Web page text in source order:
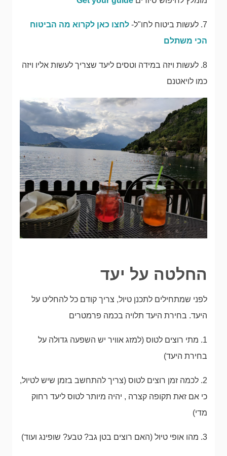
7. לעשות ביטוח לחו"ל-
לחצו כאן לקרוא מה הביטוח
הכי משתלם
8. לעשות ויזה במידה וטסים ליעד שצריך לעשות אליו ויזה
כמו לויאטנם
החלטה על יעד
לפני שמתחילים לתכנן טיול, צריך קודם כל להחליט על
היעד. בחירת היעד תלויה בכמה פרמטרים
1. מתי רוצים לטוס (למזג אוויר יש השפעה גדולה על
בחירת היעד)
2. לכמה זמן רוצים לטוס (צריך להתחשב בזמן שיש לטיול,
כי אם זאת תקופה קצרה , יהיה מיותר לטוס ליעד רחוק
מדי)
3. מהו אופי טיול (האם רוצים בטן גב? טבע? שופינג ועוד)